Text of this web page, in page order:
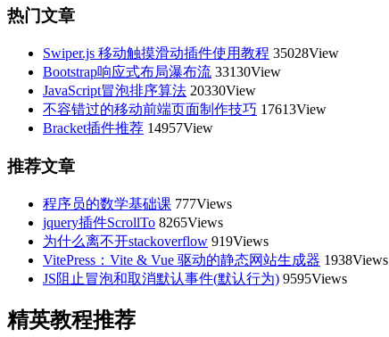
热门文章
Swiper.js 移动触摸滑动插件使用教程 35028View
Bootstrap响应式布局瀑布流 33130View
JavaScript冒泡排序算法 20330View
不容错过的移动前端页面制作技巧 17613View
Bracket插件推荐 14957View
推荐文章
程序员的数学基础课 777Views
jquery插件ScrollTo 8265Views
为什么离不开stackoverflow 919Views
VitePress：Vite & Vue 驱动的静态网站生成器 1938Views
JS阻止冒泡和取消默认事件(默认行为) 9595Views
精英教程推荐